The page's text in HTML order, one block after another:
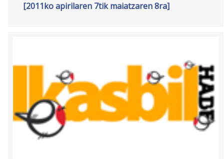
[2011ko apirilaren 7tik maiatzaren 8ra]